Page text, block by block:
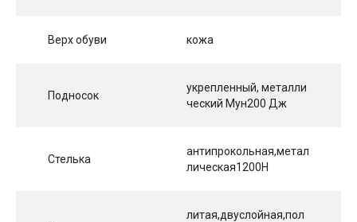
Верх обуви кожа
Подносок
укрепленный, металли
ческий Мун200 Дж
Стелька
антипрокольная,метал
лическая1200Н
литая,двуслойная,пол